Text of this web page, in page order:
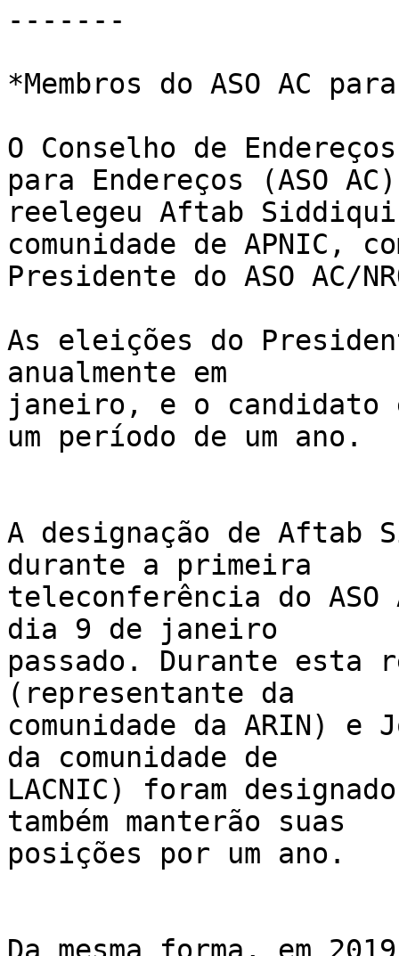
-------
*Membros do ASO AC
O Conselho de
para Endereços (ASO
reelegeu Aftab
comunidade de APNIC,
Presidente do ASO AC/
As eleições do
anualmente em
janeiro, e o candidato
um período de um ano.
A designação de Aftab
durante a primeira
teleconferência do ASO
dia 9 de janeiro
passado. Durante esta
(representante da
comunidade da ARIN)
da comunidade de
LACNIC) foram
também manterão suas
posições por um ano.